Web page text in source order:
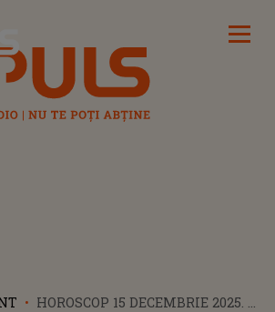
HOROSCOP 15 DECEMBRIE 2025. O